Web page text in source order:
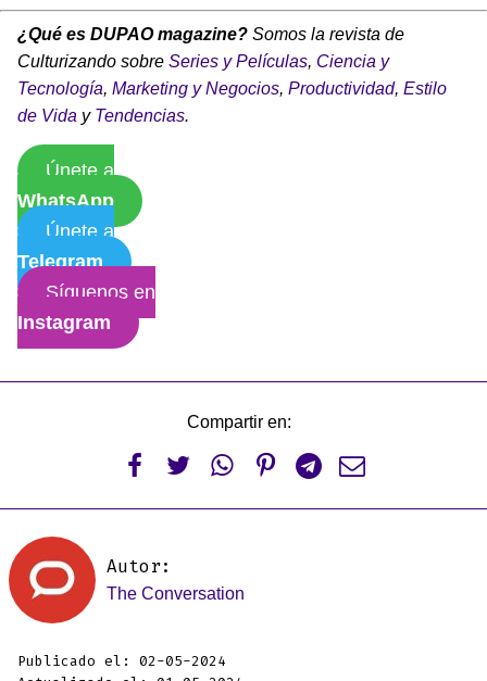
¿Qué es DUPAO magazine? Somos la revista de
Culturizando sobre Series y Películas, Ciencia y
Tecnología, Marketing y Negocios, Productividad, Estilo
de Vida y Tendencias.
Únete a
WhatsApp
Únete a
Telegram
Síguenos en
Instagram
Compartir en:
     
Autor:
The Conversation
Publicado el: 02-05-2024